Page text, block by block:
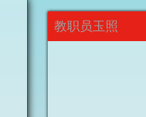
教职员玉照